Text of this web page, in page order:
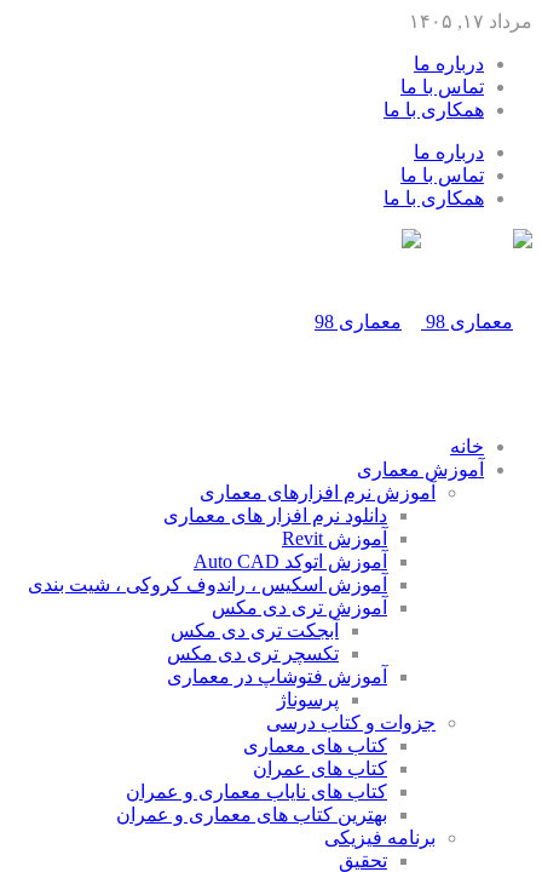
مرداد ۱۷, ۱۴۰۵
درباره ما
تماس با ما
همکاری با ما
درباره ما
تماس با ما
همکاری با ما
خانه
آموزش معماری
آموزش نرم افزارهای معماری
دانلود نرم افزار های معماری
آموزش Revit
آموزش اتوکد Auto CAD
آموزش اسکیس ، راندوف کروکی ، شیت بندی
آموزش تری دی مکس
آبجکت تری دی مکس
تکسچر تری دی مکس
آموزش فتوشاپ در معماری
پرسوناژ
جزوات و کتاب درسی
کتاب های معماری
کتاب های عمران
کتاب های نایاب معماری و عمران
بهترین کتاب های معماری و عمران
برنامه فیزیکی
تحقیق